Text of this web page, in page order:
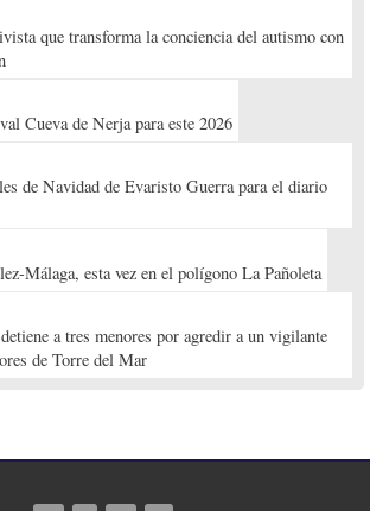
que transforma la conciencia del autismo con
Cueva de Nerja para este 2026
de Navidad de Evaristo Guerra para el diario
Málaga, esta vez en el polígono La Pañoleta
a tres menores por agredir a un vigilante
de Torre del Mar